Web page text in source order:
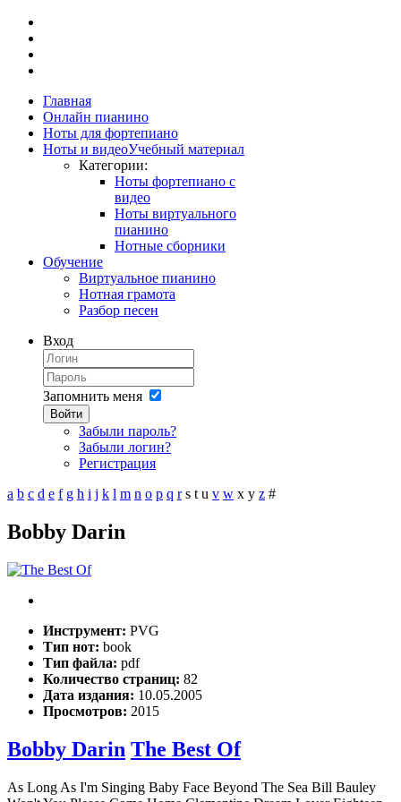
Главная
Онлайн пианино
Ноты для фортепиано
Ноты и видеоУчебный материал
Категории:
Ноты фортепиано с
видео
Ноты виртуального
пианино
Нотные сборники
Обучение
Виртуальное пианино
Нотная грамота
Разбор песен
Вход
Запомнить меня
Войти
Забыли пароль?
Забыли логин?
Регистрация
a b c d e f g h i j k l m n o p q r s t u v w x y z #
Bobby Darin
Инструмент: PVG
Тип нот: book
Тип файла: pdf
Количество страниц: 82
Дата издания: 10.05.2005
Просмотров: 2015
Bobby Darin The Best Of
As Long As I'm Singing Baby Face Beyond The Sea Bill Bauley